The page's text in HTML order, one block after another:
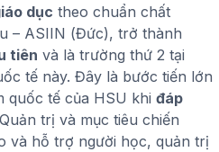
dục theo chuẩn chất
– ASIIN (Đức), trở thành
tiên và là trường thứ 2 tại
tế này. Đây là bước tiến lớn
quốc tế của HSU khi đáp
trị và mục tiêu chiến
và hỗ trợ người học, quản trị